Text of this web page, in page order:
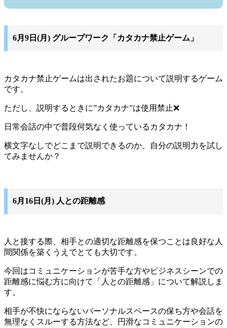
6月9日(月) グループワーク「カタカナ禁止ゲーム」
カタカナ禁止ゲームは出されたお題について説明するゲーム
です。
ただし、説明するときに”カタカナ”は使用禁止❌️
日常会話の中で普段何気なく使っているカタカナ！
横文字なしでどこまで説明できるのか、自分の説明力を試し
てみませんか？
6月16日(月) 人との距離感
人と接する際、相手との適切な距離感を保つことは良好な人
間関係を築くうえでとても大切です。
今回はコミュニケーションが苦手な方やビジネスシーンでの
距離感に悩む方に向けて「人との距離感」について解説しま
す。
相手が不快にならないパーソナルスペースの保ち方や会話を
無理なくスルーする方法など、円滑なコミュニケーションの